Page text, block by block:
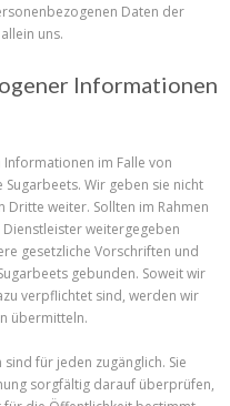
Daten der
uns.
Informationen
im Falle von
Wir geben sie nicht
Dritte weiter. Sollten im Rahmen
weitergegeben
gesetzliche Vorschriften und
gebunden. Soweit wir
verpflichtet sind, werden wir
übermitteln.
für jeden zugänglich. Sie
sorgfältig darauf überprüfen,